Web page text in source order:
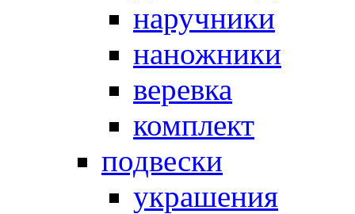
наручники
наножники
веревка
комплект
подвески
украшения